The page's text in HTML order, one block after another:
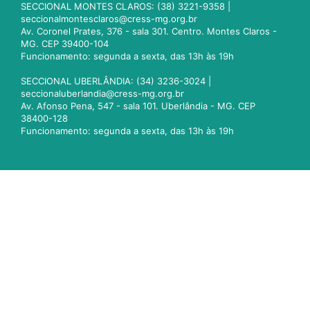
SECCIONAL MONTES CLAROS: (38) 3221-9358 |
seccionalmontesclaros@cress-mg.org.br
Av. Coronel Prates, 376 - sala 301. Centro. Montes Claros -
MG. CEP 39400-104
Funcionamento: segunda a sexta, das 13h às 19h
SECCIONAL UBERLÂNDIA: (34) 3236-3024 |
seccionaluberlandia@cress-mg.org.br
Av. Afonso Pena, 547 - sala 101. Uberlândia - MG. CEP
38400-128
Funcionamento: segunda a sexta, das 13h às 19h